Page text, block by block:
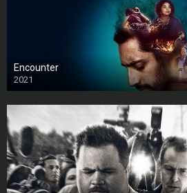
Encounter
2021